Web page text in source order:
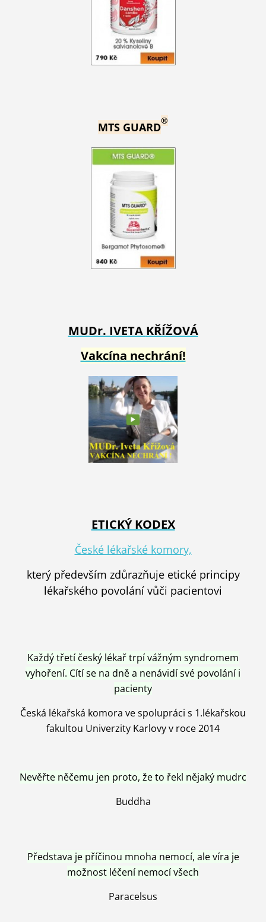
MTS GUARD®
MUDr. IVETA KŘÍŽOVÁ
Vakcína nechrání!
ETICKÝ KODEX
České lékařské komory,
který především zdůrazňuje etické principy
lékařského povolání vůči pacientovi
Každý třetí český lékař trpí vážným syndromem
vyhoření. Cítí se na dně a nenávidí své povolání i
pacienty
Česká lékařská komora ve spolupráci s 1.lékařskou
fakultou Univerzity Karlovy v roce 2014
Nevěřte něčemu jen proto, že to řekl nějaký mudrc
Buddha
Představa je příčinou mnoha nemocí, ale víra je
možnost léčení nemocí všech
Paracelsus